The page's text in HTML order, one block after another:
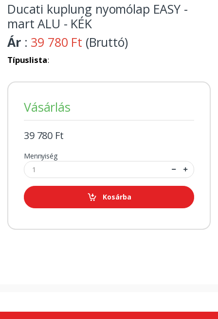
Ducati kuplung nyomólap EASY -
mart ALU - KÉK
Ár : 39 780 Ft (Bruttó)
Típuslista:
Vásárlás
39 780 Ft
Mennyiség
Kosárba